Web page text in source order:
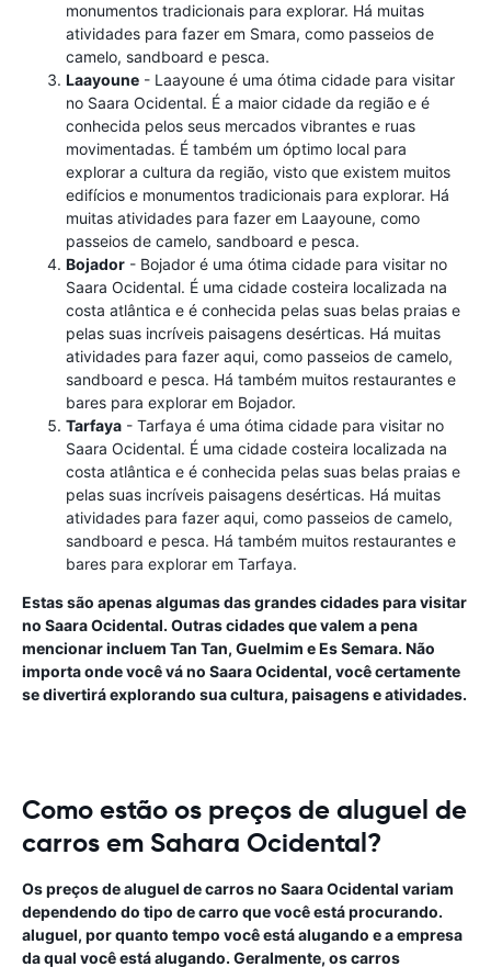
monumentos tradicionais para explorar. Há muitas
atividades para fazer em Smara, como passeios de
camelo, sandboard e pesca.
Laayoune - Laayoune é uma ótima cidade para visitar
no Saara Ocidental. É a maior cidade da região e é
conhecida pelos seus mercados vibrantes e ruas
movimentadas. É também um óptimo local para
explorar a cultura da região, visto que existem muitos
edifícios e monumentos tradicionais para explorar. Há
muitas atividades para fazer em Laayoune, como
passeios de camelo, sandboard e pesca.
Bojador - Bojador é uma ótima cidade para visitar no
Saara Ocidental. É uma cidade costeira localizada na
costa atlântica e é conhecida pelas suas belas praias e
pelas suas incríveis paisagens desérticas. Há muitas
atividades para fazer aqui, como passeios de camelo,
sandboard e pesca. Há também muitos restaurantes e
bares para explorar em Bojador.
Tarfaya - Tarfaya é uma ótima cidade para visitar no
Saara Ocidental. É uma cidade costeira localizada na
costa atlântica e é conhecida pelas suas belas praias e
pelas suas incríveis paisagens desérticas. Há muitas
atividades para fazer aqui, como passeios de camelo,
sandboard e pesca. Há também muitos restaurantes e
bares para explorar em Tarfaya.
Estas são apenas algumas das grandes cidades para visitar
no Saara Ocidental. Outras cidades que valem a pena
mencionar incluem Tan Tan, Guelmim e Es Semara. Não
importa onde você vá no Saara Ocidental, você certamente
se divertirá explorando sua cultura, paisagens e atividades.
Como estão os preços de aluguel de
carros em Sahara Ocidental?
Os preços de aluguel de carros no Saara Ocidental variam
dependendo do tipo de carro que você está procurando.
aluguel, por quanto tempo você está alugando e a empresa
da qual você está alugando. Geralmente, os carros